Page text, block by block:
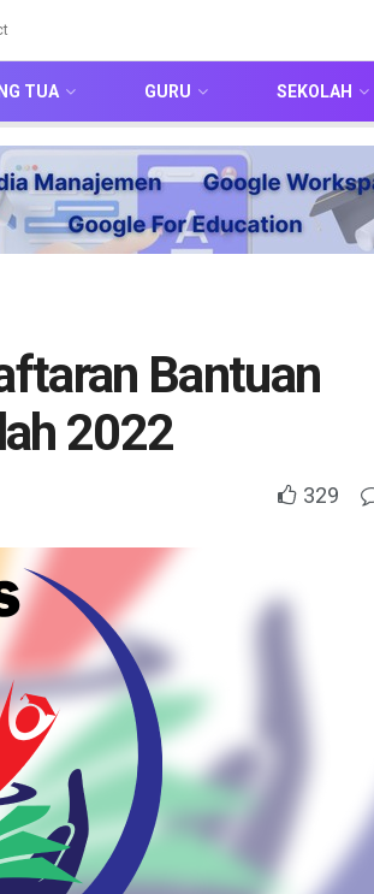
TUA GURU SEKOLAH
Bantuan
2022
329